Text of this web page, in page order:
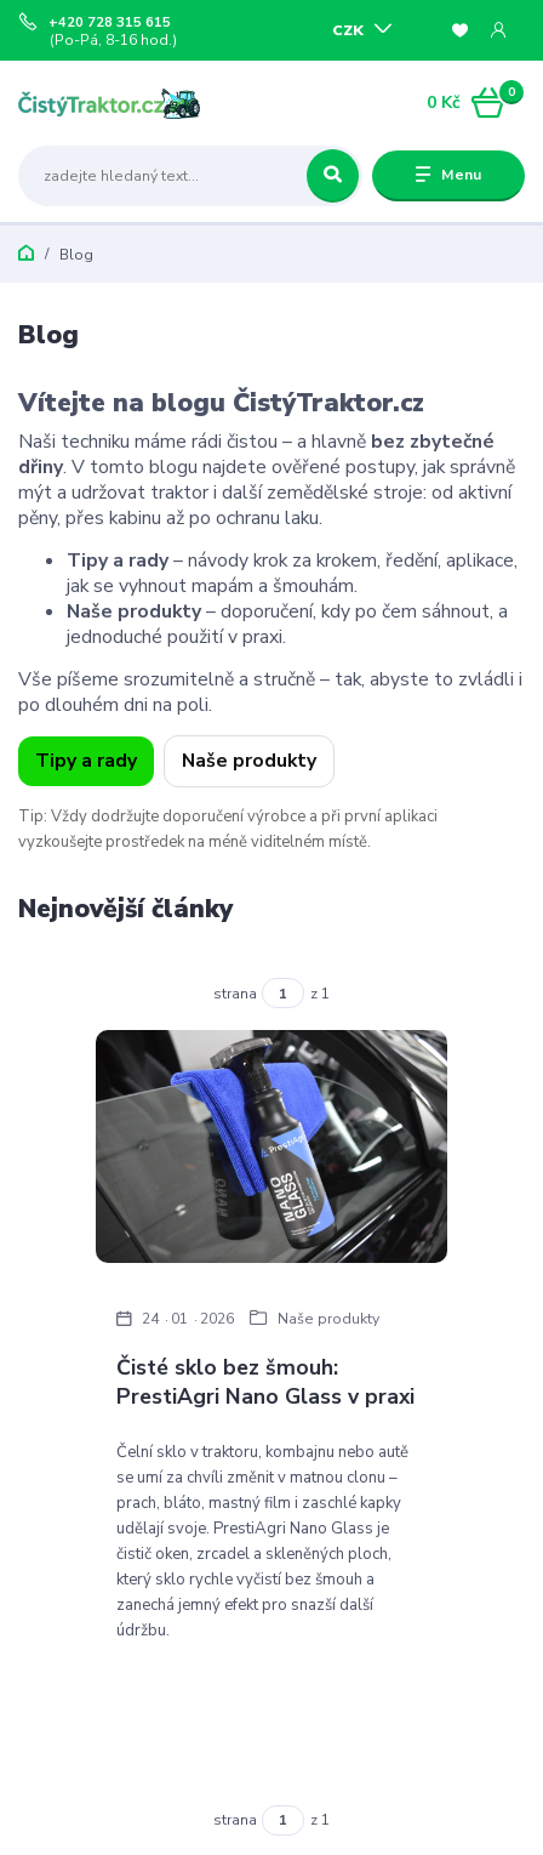
Menu
CZK
+420 728 315 615
(Po-Pá, 8-16 hod.)
0
0 Kč
Blog
Blog
Vítejte na blogu ČistýTraktor.cz
Naši techniku máme rádi čistou – a hlavně bez zbytečné
dřiny. V tomto blogu najdete ověřené postupy, jak správně
mýt a udržovat traktor i další zemědělské stroje: od aktivní
pěny, přes kabinu až po ochranu laku.
Tipy a rady– návody krok za krokem, ředění, aplikace,
jak se vyhnout mapám a šmouhám.
Naše produkty– doporučení, kdy po čem sáhnout, a
jednoduché použití v praxi.
Vše píšeme srozumitelně a stručně – tak, abyste to zvládli i
po dlouhém dni na poli.
Tipy a rady Naše produkty
Tip: Vždy dodržujte doporučení výrobce a při první aplikaci
vyzkoušejte prostředek na méně viditelném místě.
Nejnovější články
strana z 1
Čisté sklo bez šmouh:
PrestiAgri Nano Glass v praxi
24 01 2026 Naše produkty
Čelní sklo v traktoru, kombajnu nebo autě
se umí za chvíli změnit v matnou clonu –
prach, bláto, mastný film i zaschlé kapky
udělají svoje. PrestiAgri Nano Glass je
čistič oken, zrcadel a skleněných ploch,
který sklo rychle vyčistí bez šmouh a
zanechá jemný efekt pro snazší další
údržbu.
strana z 1